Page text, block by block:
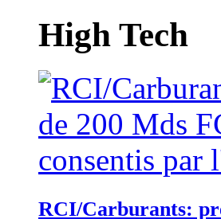
High Tech
RCI/Carburants: